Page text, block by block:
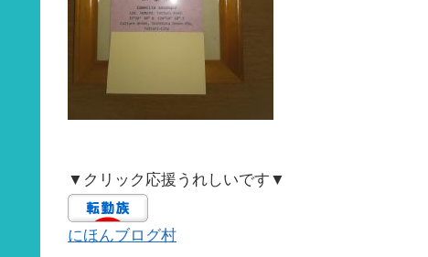
▼クリック応援うれしいです▼
にほんブログ村